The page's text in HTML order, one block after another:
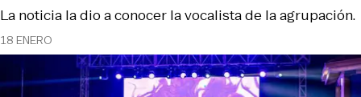
18 ENERO
La noticia la dio a conocer la vocalista de la agrupación.